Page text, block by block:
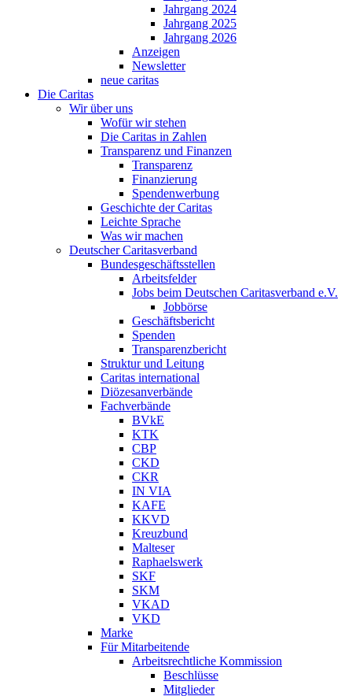
Jahrgang 2024
Jahrgang 2025
Jahrgang 2026
Anzeigen
Newsletter
neue caritas
Die Caritas
Wir über uns
Wofür wir stehen
Die Caritas in Zahlen
Transparenz und Finanzen
Transparenz
Finanzierung
Spendenwerbung
Geschichte der Caritas
Leichte Sprache
Was wir machen
Deutscher Caritasverband
Bundesgeschäftsstellen
Arbeitsfelder
Jobs beim Deutschen Caritasverband e.V.
Jobbörse
Geschäftsbericht
Spenden
Transparenzbericht
Struktur und Leitung
Caritas international
Diözesanverbände
Fachverbände
BVkE
KTK
CBP
CKD
CKR
IN VIA
KAFE
KKVD
Kreuzbund
Malteser
Raphaelswerk
SKF
SKM
VKAD
VKD
Marke
Für Mitarbeitende
Arbeitsrechtliche Kommission
Beschlüsse
Mitglieder